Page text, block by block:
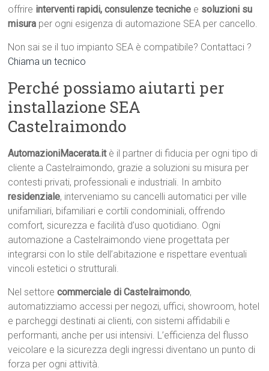
offrire interventi rapidi, consulenze tecniche e soluzioni su
misura per ogni esigenza di automazione SEA per cancello.
Non sai se il tuo impianto SEA è compatibile? Contattaci ?
Chiama un tecnico
Perché possiamo aiutarti per
installazione SEA
Castelraimondo
AutomazioniMacerata.itè il partner di fiducia per ogni tipo di
cliente a Castelraimondo, grazie a soluzioni su misura per
contesti privati, professionali e industriali. In ambito
residenziale, interveniamo su cancelli automatici per ville
unifamiliari, bifamiliari e cortili condominiali, offrendo
comfort, sicurezza e facilità d’uso quotidiano. Ogni
automazione a Castelraimondo viene progettata per
integrarsi con lo stile dell’abitazione e rispettare eventuali
vincoli estetici o strutturali.
Nel settorecommerciale di Castelraimondo,
automatizziamo accessi per negozi, uffici, showroom, hotel
e parcheggi destinati ai clienti, con sistemi affidabili e
performanti, anche per usi intensivi. L’efficienza del flusso
veicolare e la sicurezza degli ingressi diventano un punto di
forza per ogni attività.